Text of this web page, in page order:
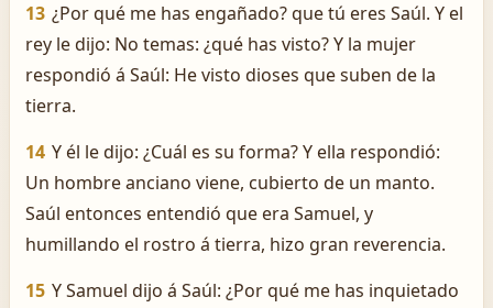
13 ¿Por qué me has engañado? que tú eres Saúl. Y el
rey le dijo: No temas: ¿qué has visto? Y la mujer
respondió á Saúl: He visto dioses que suben de la
tierra.
14 Y él le dijo: ¿Cuál es su forma? Y ella respondió:
Un hombre anciano viene, cubierto de un manto.
Saúl entonces entendió que era Samuel, y
humillando el rostro á tierra, hizo gran reverencia.
15 Y Samuel dijo á Saúl: ¿Por qué me has inquietado